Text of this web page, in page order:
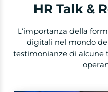
HR Talk &
L'importanza della
digitali nel mondo
testimonianze di alcune